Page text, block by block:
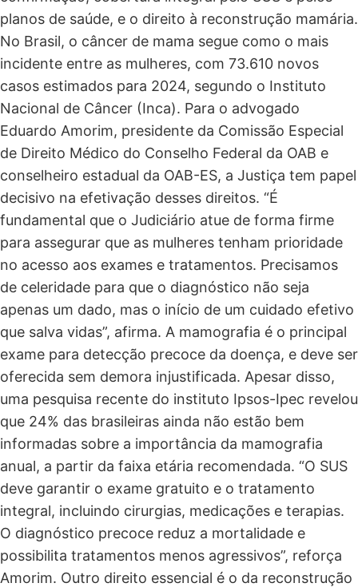
planos de saúde, e o direito à reconstrução mamária.
No Brasil, o câncer de mama segue como o mais
incidente entre as mulheres, com 73.610 novos
casos estimados para 2024, segundo o Instituto
Nacional de Câncer (Inca). Para o advogado
Eduardo Amorim, presidente da Comissão Especial
de Direito Médico do Conselho Federal da OAB e
conselheiro estadual da OAB-ES, a Justiça tem papel
decisivo na efetivação desses direitos. “É
fundamental que o Judiciário atue de forma firme
para assegurar que as mulheres tenham prioridade
no acesso aos exames e tratamentos. Precisamos
de celeridade para que o diagnóstico não seja
apenas um dado, mas o início de um cuidado efetivo
que salva vidas”, afirma. A mamografia é o principal
exame para detecção precoce da doença, e deve ser
oferecida sem demora injustificada. Apesar disso,
uma pesquisa recente do instituto Ipsos-Ipec revelou
que 24% das brasileiras ainda não estão bem
informadas sobre a importância da mamografia
anual, a partir da faixa etária recomendada. “O SUS
deve garantir o exame gratuito e o tratamento
integral, incluindo cirurgias, medicações e terapias.
O diagnóstico precoce reduz a mortalidade e
possibilita tratamentos menos agressivos”, reforça
Amorim. Outro direito essencial é o da reconstrução